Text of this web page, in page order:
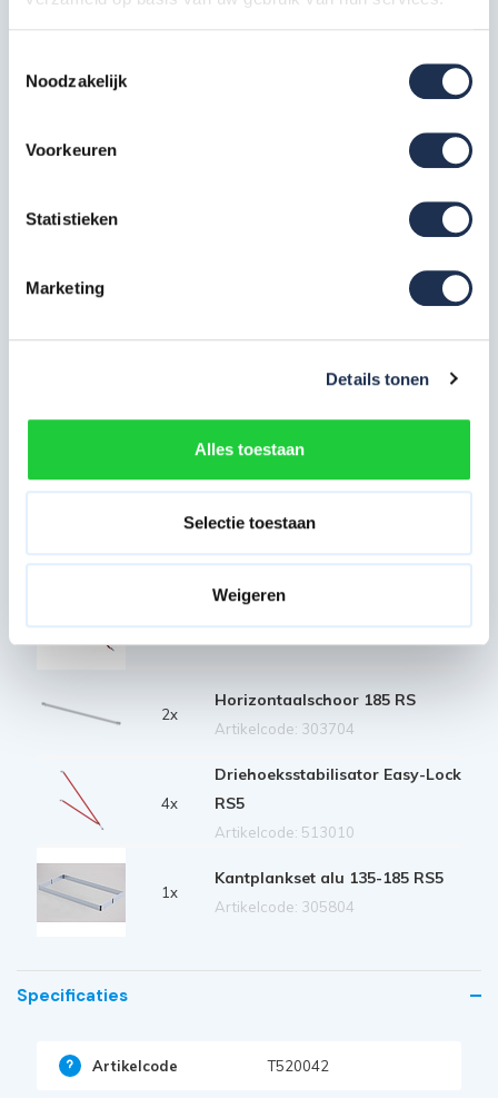
Noodzakelijk
Voorkeuren
Statistieken
Marketing
Details tonen
Alles toestaan
Selectie toestaan
Weigeren
EN 1004-1 class 3
Deze samenstelling bestaat uit:
Opbouwframe breed 135-28-7
Opbouwframe breed 135-28-4
Platform Fiber-Deck 185 met
luik RS5
Artikelcode: 305210
luik RS5
Artikelcode: 305220
8x
Safe-Quick Guardrail 185 RS
2x
Horizontaalschoor 185 RS
Artikelcode: 303704
4x
Driehoeksstabilisator Easy-Lock
RS5
Artikelcode: 513010
1x
Kantplankset alu 135-185 RS5
Artikelcode: 305804
Specificaties
Artikelcode T520042